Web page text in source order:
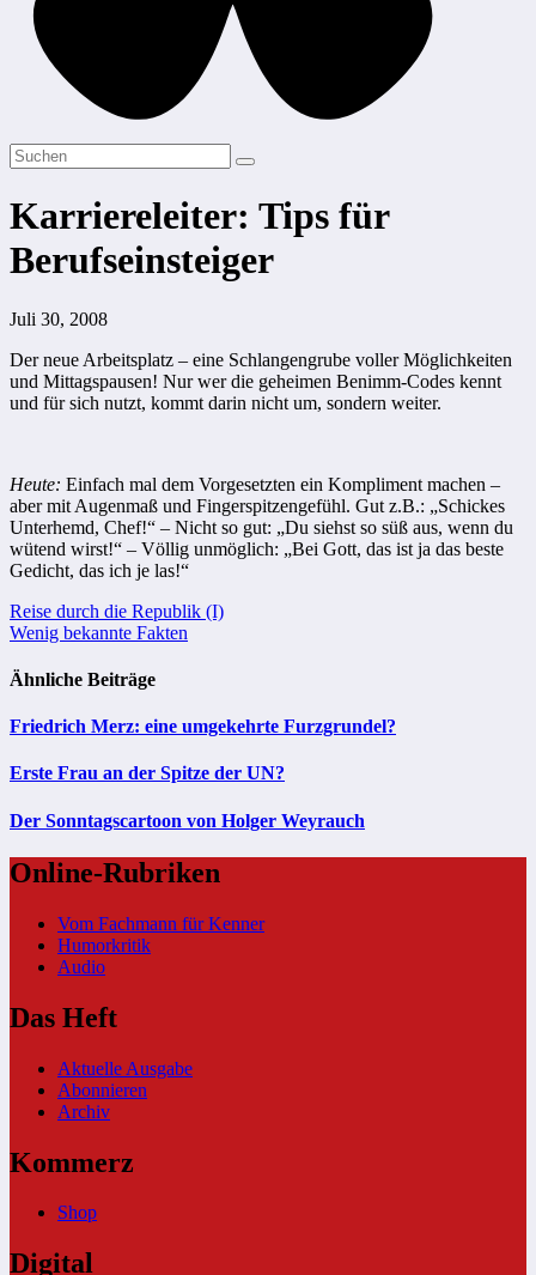
Karriereleiter: Tips für
Berufseinsteiger
Juli 30, 2008
Der neue Arbeitsplatz – eine Schlangengrube voller Möglichkeiten
und Mittagspausen! Nur wer die geheimen Benimm-Codes kennt
und für sich nutzt, kommt darin nicht um, sondern weiter.
Heute: Einfach mal dem Vorgesetzten ein Kompliment machen –
aber mit Augenmaß und Fingerspitzengefühl. Gut z.B.: „Schickes
Unterhemd, Chef!“ – Nicht so gut: „Du siehst so süß aus, wenn du
wütend wirst!“ – Völlig unmöglich: „Bei Gott, das ist ja das beste
Gedicht, das ich je las!“
Beitragsnavigation
Reise durch die Republik (I)
Wenig bekannte Fakten
Ähnliche Beiträge
Friedrich Merz: eine umgekehrte Furzgrundel?
Erste Frau an der Spitze der UN?
Der Sonntagscartoon von Holger Weyrauch
Online-Rubriken
Vom Fachmann für Kenner
Humorkritik
Audio
Das Heft
Aktuelle Ausgabe
Abonnieren
Archiv
Kommerz
Shop
Digital